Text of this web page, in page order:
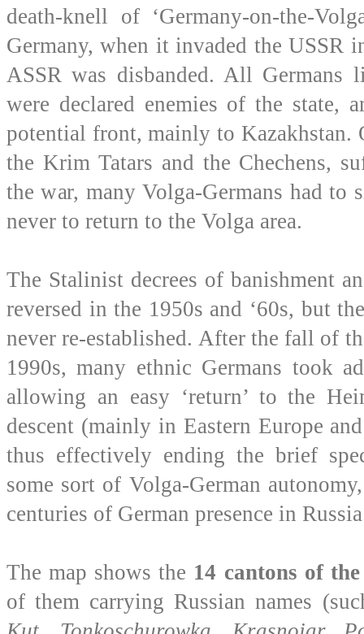
death-knell of ‘Germany-on-the-
Germany, when it invaded the USSR
ASSR was disbanded. All
were declared enemies of the state,
potential front, mainly to Kazakhstan.
the Krim Tatars and the Chechens,
the war, many Volga-Germans had to
never to return to the Volga area.
The Stalinist decrees of banishment
reversed in the 1950s and ‘60s, but
never re-established. After the fall of
1990s, many ethnic Germans took
allowing an easy ‘return’ to the
descent (mainly in Eastern Europe
thus effectively ending the brief
some sort of Volga-German
centuries of German presence in
The map shows the 14 cantons of
of them carrying Russian names